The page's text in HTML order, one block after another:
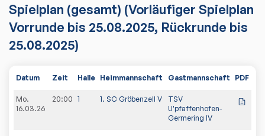
Spielplan (gesamt) (Vorläufiger Spielplan
Vorrunde bis 25.08.2025, Rückrunde bis
25.08.2025)
Datum Zeit Halle Heimmannschaft Gastmannschaft PDF
Mo.
16.03.26
20:00 1 1. SC Gröbenzell V
TSV
U'pfaffenhofen-
Germering IV